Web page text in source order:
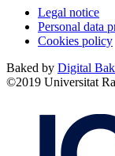
Legal notice
Personal data
Cookies policy
Baked by Digital
©2019 Universitat